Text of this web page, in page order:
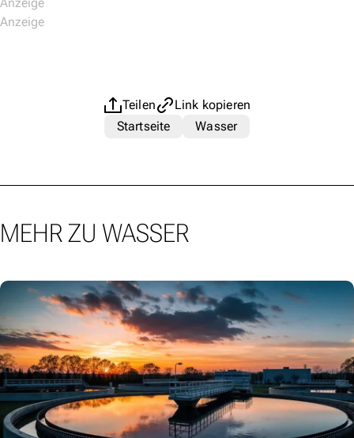
Teilen
Link kopieren
Startseite
Wasser
MEHR ZU WASSER